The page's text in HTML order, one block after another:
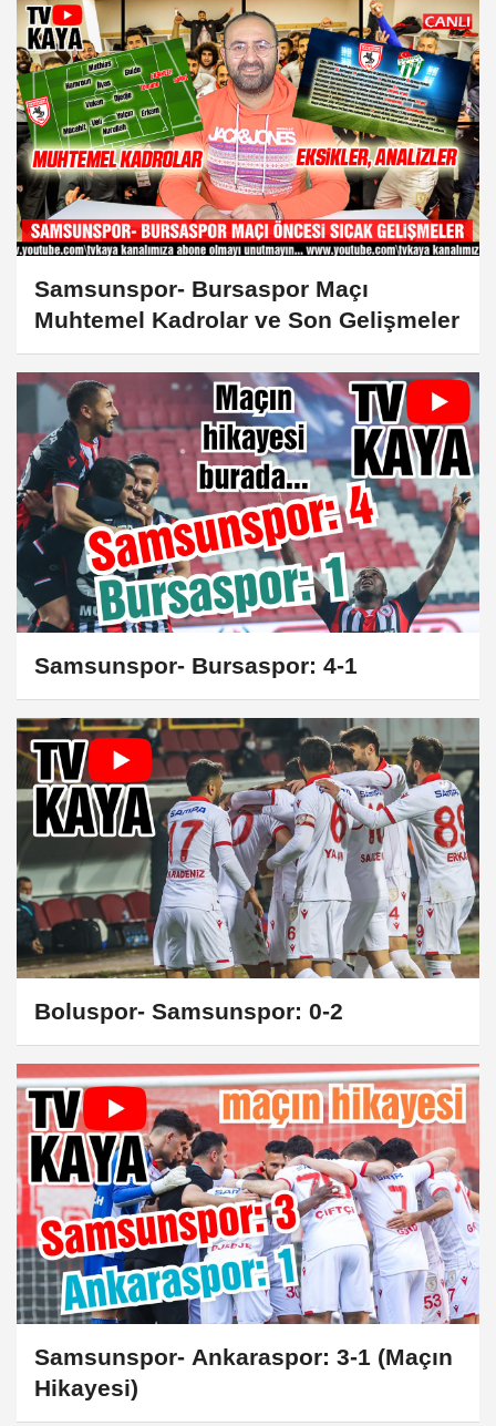
Samsunspor- Bursaspor Maçı
Muhtemel Kadrolar ve Son Gelişmeler
Samsunspor- Bursaspor: 4-1
Boluspor- Samsunspor: 0-2
Samsunspor- Ankaraspor: 3-1 (Maçın
Hikayesi)